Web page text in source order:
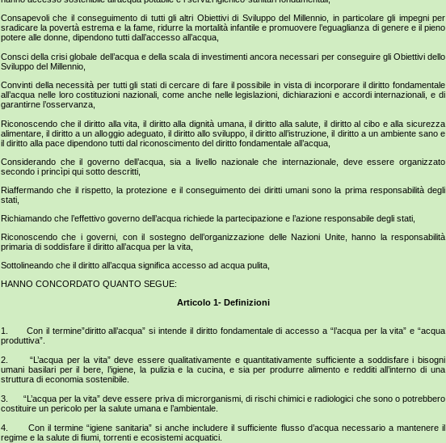
Consapevoli che il conseguimento di tutti gli altri Obiettivi di Sviluppo del Millennio, in particolare gli impegni per
sradicare la povertà estrema e la fame, ridurre la mortalità infantile e promuovere l’eguaglianza di genere e il pieno
potere alle donne, dipendono tutti dall’accesso all’acqua,
Consci della crisi globale dell’acqua e della scala di investimenti ancora necessari per conseguire gli Obiettivi dello
Sviluppo del Millennio,
Convinti della necessità per tutti gli stati di cercare di fare il possibile in vista di incorporare il diritto fondamentale
all’acqua nelle loro costituzioni nazionali, come anche nelle legislazioni, dichiarazioni e accordi internazionali, e di
garantirne l’osservanza,
Riconoscendo che il diritto alla vita, il diritto alla dignità umana, il diritto alla salute, il diritto al cibo e alla sicurezza
alimentare, il diritto a un alloggio adeguato, il diritto allo sviluppo, il diritto all’istruzione, il diritto a un ambiente sano e
il diritto alla pace dipendono tutti dal riconoscimento del diritto fondamentale all’acqua,
Considerando che il governo dell’acqua, sia a livello nazionale che internazionale, deve essere organizzato
secondo i princìpi qui sotto descritti,
Riaffermando che il rispetto, la protezione e il conseguimento dei diritti umani sono la prima responsabilità degli
stati,
Richiamando che l’effettivo governo dell’acqua richiede la partecipazione e l’azione responsabile degli stati,
Riconoscendo che i governi, con il sostegno dell’organizzazione delle Nazioni Unite, hanno la responsabilità
primaria di soddisfare il diritto all’acqua per la vita,
Sottolineando che il diritto all’acqua significa accesso ad acqua pulita,
HANNO CONCORDATO QUANTO SEGUE:
Articolo 1- Definizioni
1. Con il termine”diritto all’acqua” si intende il diritto fondamentale di accesso a “l’acqua per la vita” e “acqua
produttiva”.
2. “L’acqua per la vita” deve essere qualitativamente e quantitativamente sufficiente a soddisfare i bisogni
umani basilari per il bere, l’igiene, la pulizia e la cucina, e sia per produrre alimento e redditi all’interno di una
struttura di economia sostenibile.
3. “L’acqua per la vita” deve essere priva di microrganismi, di rischi chimici e radiologici che sono o potrebbero
costituire un pericolo per la salute umana e l’ambientale.
4. Con il termine “igiene sanitaria” si anche includere il sufficiente flusso d’acqua necessario a mantenere il
regime e la salute di fiumi, torrenti e ecosistemi acquatici.